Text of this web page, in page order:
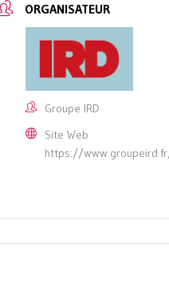
ORGANISATEUR
Groupe IRD
Site Web
https://